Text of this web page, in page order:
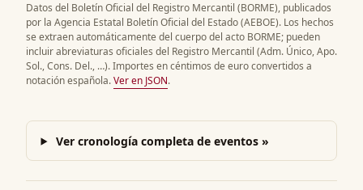
Datos del Boletín Oficial del Registro Mercantil (BORME), publicados
por la Agencia Estatal Boletín Oficial del Estado (AEBOE). Los hechos
se extraen automáticamente del cuerpo del acto BORME; pueden
incluir abreviaturas oficiales del Registro Mercantil (Adm. Único, Apo.
Sol., Cons. Del., …). Importes en céntimos de euro convertidos a
notación española.Ver en JSON.
Ver cronología completa de eventos »